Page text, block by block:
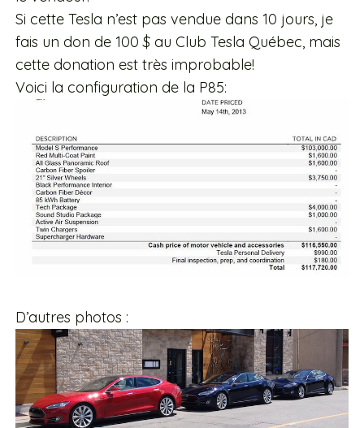
Si cette Tesla n’est pas vendue dans 10 jours, je
fais un don de 100 $ au Club Tesla Québec, mais
cette donation est très improbable!
Voici la configuration de la P85:
D’autres photos :